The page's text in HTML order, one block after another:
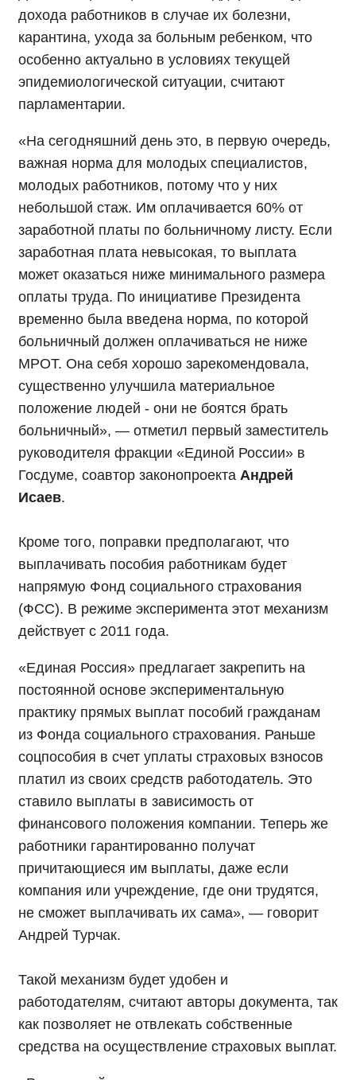
дохода работников в случае их болезни,
карантина, ухода за больным ребенком, что
особенно актуально в условиях текущей
эпидемиологической ситуации, считают
парламентарии.
«На сегодняшний день это, в первую очередь,
важная норма для молодых специалистов,
молодых работников, потому что у них
небольшой стаж. Им оплачивается 60% от
заработной платы по больничному листу. Если
заработная плата невысокая, то выплата
может оказаться ниже минимального размера
оплаты труда. По инициативе Президента
временно была введена норма, по которой
больничный должен оплачиваться не ниже
МРОТ. Она себя хорошо зарекомендовала,
существенно улучшила материальное
положение людей - они не боятся брать
больничный», — отметил первый заместитель
руководителя фракции «Единой России» в
Госдуме, соавтор законопроекта Андрей
Исаев.
Кроме того, поправки предполагают, что
выплачивать пособия работникам будет
напрямую Фонд социального страхования
(ФСС). В режиме эксперимента этот механизм
действует с 2011 года.
«Единая Россия» предлагает закрепить на
постоянной основе экспериментальную
практику прямых выплат пособий гражданам
из Фонда социального страхования. Раньше
соцпособия в счет уплаты страховых взносов
платил из своих средств работодатель. Это
ставило выплаты в зависимость от
финансового положения компании. Теперь же
работники гарантированно получат
причитающиеся им выплаты, даже если
компания или учреждение, где они трудятся,
не сможет выплачивать их сама», — говорит
Андрей Турчак.
Такой механизм будет удобен и
работодателям, считают авторы документа, так
как позволяет не отвлекать собственные
средства на осуществление страховых выплат.